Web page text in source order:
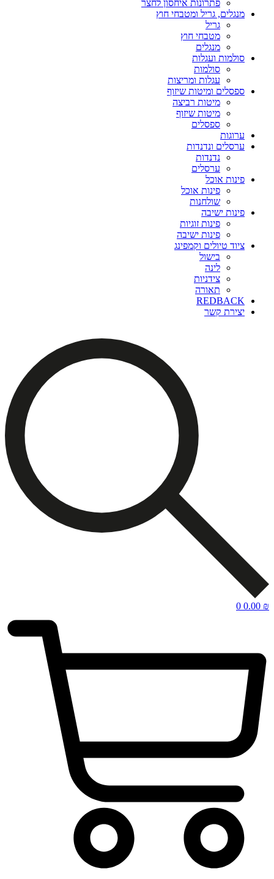
פתרונות איחסון לחצר
מנגלים, גריל ומטבחי חוץ
גריל
מטבחי חוץ
מנגלים
סולמות ועגלות
סולמות
עגלות ומריצות
ספסלים ומיטות שיזוף
מיטות רביצה
מיטות שיזוף
ספסלים
ערוגות
ערסלים ונדנדות
נדנדות
ערסלים
פינות אוכל
פינות אוכל
שולחנות
פינות ישיבה
פינות זוגיות
פינות ישיבה
ציוד טיולים וקמפינג
בישול
לינה
צידניות
תאורה
REDBACK
יצירת קשר
0.00 ₪
0